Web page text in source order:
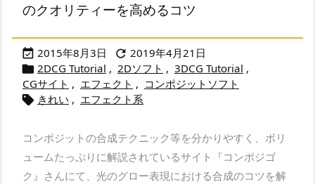
のクオリティーを高めるコツ
 2015年8月3日  2019年4月21日
 2DCG Tutorial , 2Dソフト , 3DCG Tutorial ,
CGサイト , エフェクト , コンポジットソフト
 きれい , エフェクト系
コンポジットの合成テクニック等を分かりやすく、ボリ
ュームたっぷりに解説されているサイト『コンポジゴ
ク』さんにて、光のグロー表現における合成のコツを解